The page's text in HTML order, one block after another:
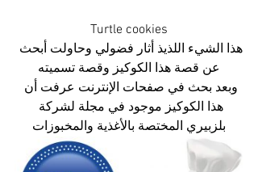
Turtle cookies
هذا الشيء اللذيذ أثار فضولي وحاولت أبحث
عن قصة هذا الكوكيز وقصة تسميته
وبعد بحث في صفحات الإنترنت عرفت أن
هذا الكوكيز موجود في مجلة لشركة
بلزبيري المختصة بالأغذية والمخبوزات